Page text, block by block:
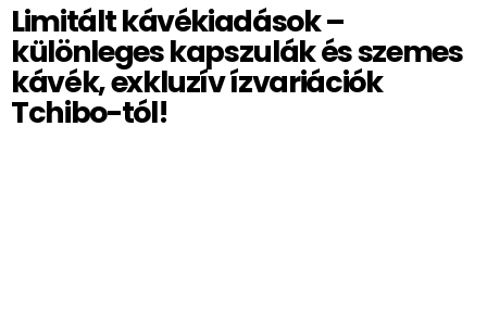
Limitált kávékiadások –
különleges kapszulák és szemes
kávék, exkluzív ízvariációk
Tchibo-tól!